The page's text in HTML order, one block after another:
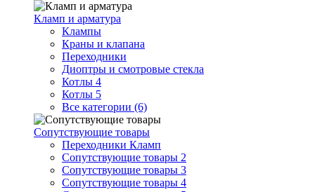
Кламп и арматура
Клампы
Краны и клапана
Переходники
Диоптры и смотровые стекла
Котлы 4
Котлы 5
Все категории (6)
Сопутствующие товары
Переходники Кламп
Сопутствующие товары 2
Сопутствующие товары 3
Сопутствующие товары 4